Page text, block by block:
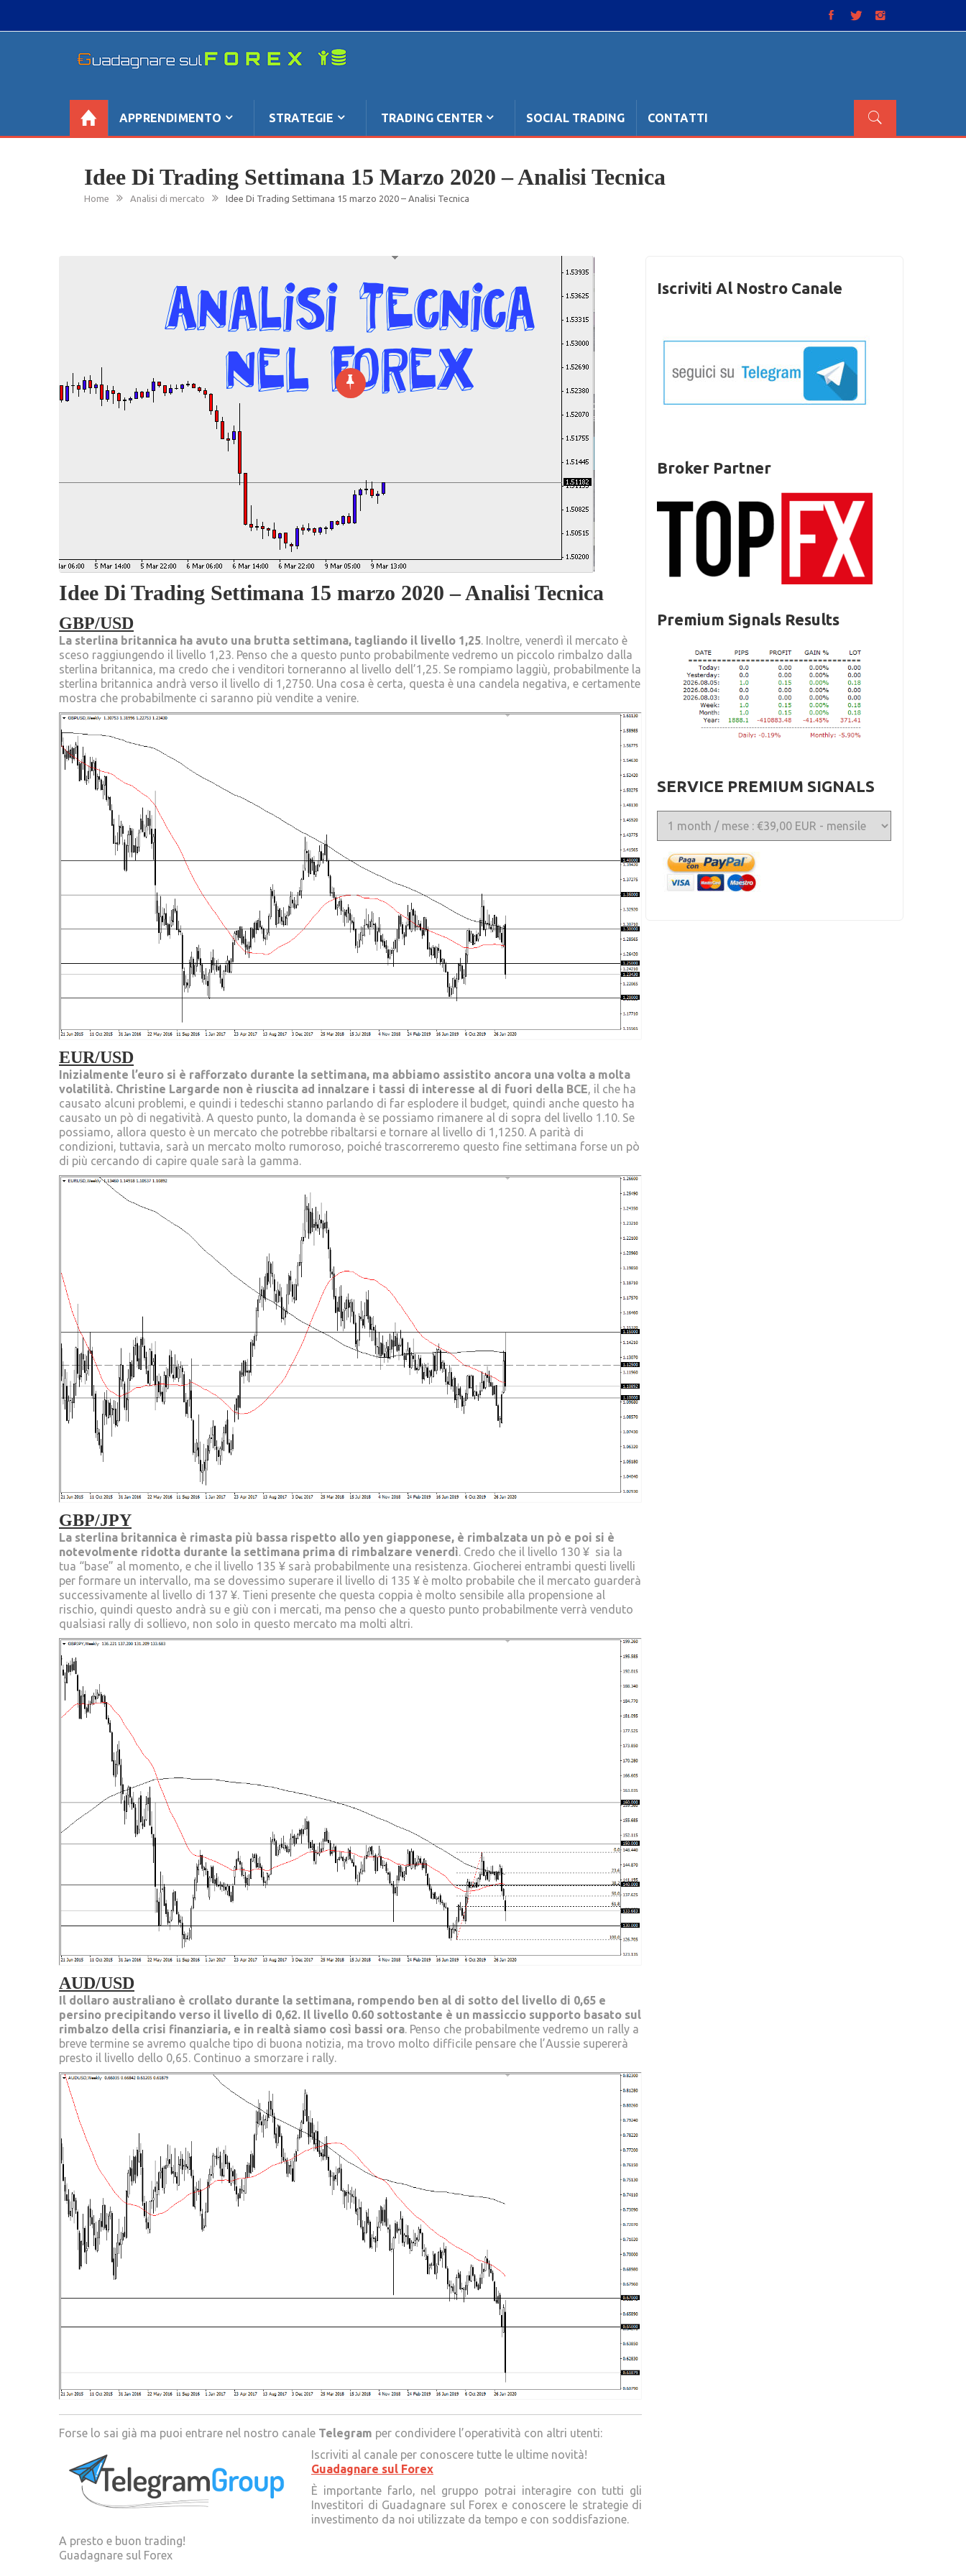
content
se non è sempre buono, ha sempre ragione”.
APPRENDIMENTO
STRATEGIE TRADING CENTER SOCIAL TRADING CONTATTI
Idee Di Trading Settimana 15 Marzo 2020 – Analisi Tecnica
Home Analisi di mercato Idee Di Trading Settimana 15 marzo 2020 – Analisi Tecnica
Idee Di Trading Settimana 15 marzo 2020 – Analisi Tecnica
GBP/USD
La sterlina britannica ha avuto una brutta settimana, tagliando il livello 1,25. Inoltre, venerdì il mercato è
sceso raggiungendo il livello 1,23. Penso che a questo punto probabilmente vedremo un piccolo rimbalzo dalla
sterlina britannica, ma credo che i venditori torneranno al livello dell’1,25. Se rompiamo laggiù, probabilmente la
sterlina britannica andrà verso il livello di 1,2750. Una cosa è certa, questa è una candela negativa, e certamente
mostra che probabilmente ci saranno più vendite a venire.
EUR/USD
Inizialmente l’euro si è rafforzato durante la settimana, ma abbiamo assistito ancora una volta a molta
volatilità. Christine Largarde non è riuscita ad innalzare i tassi di interesse al di fuori della BCE, il che ha
causato alcuni problemi, e quindi i tedeschi stanno parlando di far esplodere il budget, quindi anche questo ha
causato un pò di negatività. A questo punto, la domanda è se possiamo rimanere al di sopra del livello 1.10. Se
possiamo, allora questo è un mercato che potrebbe ribaltarsi e tornare al livello di 1,1250. A parità di
condizioni, tuttavia, sarà un mercato molto rumoroso, poiché trascorreremo questo fine settimana forse un pò
di più cercando di capire quale sarà la gamma.
GBP/JPY
La sterlina britannica è rimasta più bassa rispetto allo yen giapponese, è rimbalzata un pò e poi si è
notevolmente ridotta durante la settimana prima di rimbalzare venerdì. Credo che il livello 130 ¥ sia la
tua “base” al momento, e che il livello 135 ¥ sarà probabilmente una resistenza. Giocherei entrambi questi livelli
per formare un intervallo, ma se dovessimo superare il livello di 135 ¥ è molto probabile che il mercato guarderà
successivamente al livello di 137 ¥. Tieni presente che questa coppia è molto sensibile alla propensione al
rischio, quindi questo andrà su e giù con i mercati, ma penso che a questo punto probabilmente verrà venduto
qualsiasi rally di sollievo, non solo in questo mercato ma molti altri.
AUD/USD
Il dollaro australiano è crollato durante la settimana, rompendo ben al di sotto del livello di 0,65 e
persino precipitando verso il livello di 0,62. Il livello 0.60 sottostante è un massiccio supporto basato sul
rimbalzo della crisi finanziaria, e in realtà siamo così bassi ora. Penso che probabilmente vedremo un rally a
breve termine se avremo qualche tipo di buona notizia, ma trovo molto difficile pensare che l’Aussie supererà
presto il livello dello 0,65. Continuo a smorzare i rally.
Forse lo sai già ma puoi entrare nel nostro canale Telegram per condividere l’operatività con altri utenti:
Iscriviti al canale per conoscere tutte le ultime novità!
Guadagnare sul Forex
È importante farlo, nel gruppo potrai interagire con tutti gli
Investitori di Guadagnare sul Forex e conoscere le strategie di
investimento da noi utilizzate da tempo e con soddisfazione.
A presto e buon trading!
Guadagnare sul Forex
Iscriviti Al Nostro Canale
Broker Partner
Premium Signals Results
SERVICE PREMIUM SIGNALS